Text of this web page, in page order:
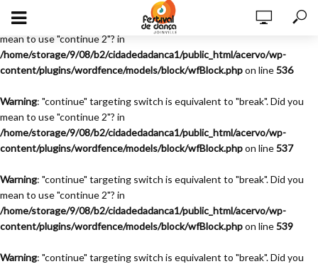
Warning
: "continue" targeting switch is equivalent to "break". Did you
mean to use "continue 2"? in
/home/storage/9/08/b2/cidadedadanca1/public_html/acervo/wp-
content/plugins/wordfence/models/block/wfBlock.phpon line536
Warning: "continue" targeting switch is equivalent to "break". Did you
mean to use "continue 2"? in
/home/storage/9/08/b2/cidadedadanca1/public_html/acervo/wp-
content/plugins/wordfence/models/block/wfBlock.phpon line537
Warning: "continue" targeting switch is equivalent to "break". Did you
mean to use "continue 2"? in
/home/storage/9/08/b2/cidadedadanca1/public_html/acervo/wp-
content/plugins/wordfence/models/block/wfBlock.phpon line539
Warning: "continue" targeting switch is equivalent to "break". Did you